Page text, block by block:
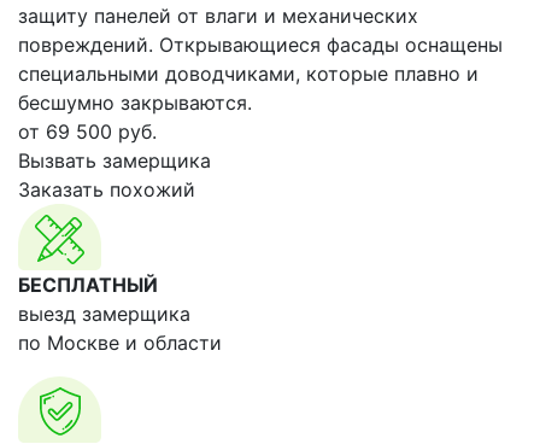
защиту панелей от влаги и механических
повреждений. Открывающиеся фасады оснащены
специальными доводчиками, которые плавно и
бесшумно закрываются.
от 69 500 руб.
Вызвать замерщика
Заказать похожий
БЕСПЛАТНЫЙ
выезд замерщика
по Москве и области